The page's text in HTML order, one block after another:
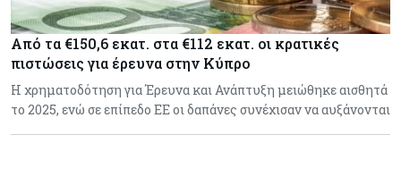
Από τα €150,6 εκατ. στα €112 εκατ. οι κρατικές
πιστώσεις για έρευνα στην Κύπρο
Η χρηματοδότηση για Έρευνα και Ανάπτυξη μειώθηκε αισθητά
το 2025, ενώ σε επίπεδο ΕΕ οι δαπάνες συνέχισαν να αυξάνονται